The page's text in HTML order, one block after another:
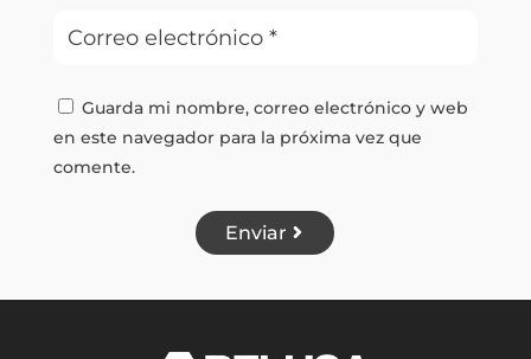
Guarda mi nombre, correo electrónico y web
en este navegador para la próxima vez que
comente.
Enviar